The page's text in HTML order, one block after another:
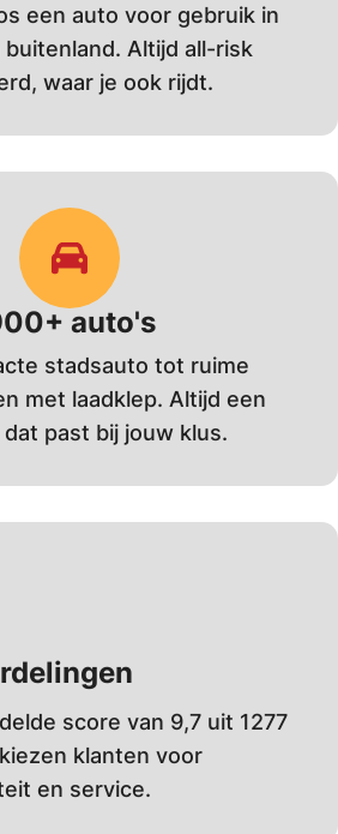
een auto voor gebruik in
Altijd all-risk
waar je ook rijdt.
auto's
stadsauto tot ruime
met laadklep. Altijd een
past bij jouw klus.
score van 9,7 uit 1277
klanten voor
en service.